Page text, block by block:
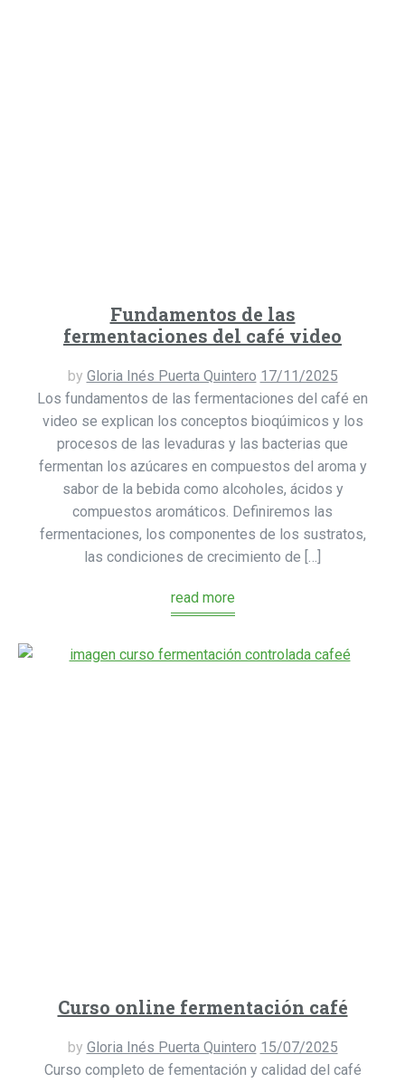
Fundamentos de las
fermentaciones del café video
by Gloria Inés Puerta Quintero 17/11/2025
Los fundamentos de las fermentaciones del café en
video se explican los conceptos bioqúimicos y los
procesos de las levaduras y las bacterias que
fermentan los azúcares en compuestos del aroma y
sabor de la bebida como alcoholes, ácidos y
compuestos aromáticos. Definiremos las
fermentaciones, los componentes de los sustratos,
las condiciones de crecimiento de […]
read more
Curso online fermentación café
by Gloria Inés Puerta Quintero 15/07/2025
Curso completo de fementación y calidad del café